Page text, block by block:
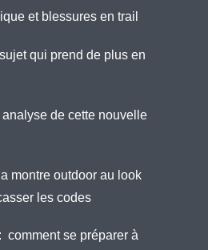
et blessures en trail
qui prend de plus en
de cette nouvelle
montre outdoor au look
les codes
comment se préparer à